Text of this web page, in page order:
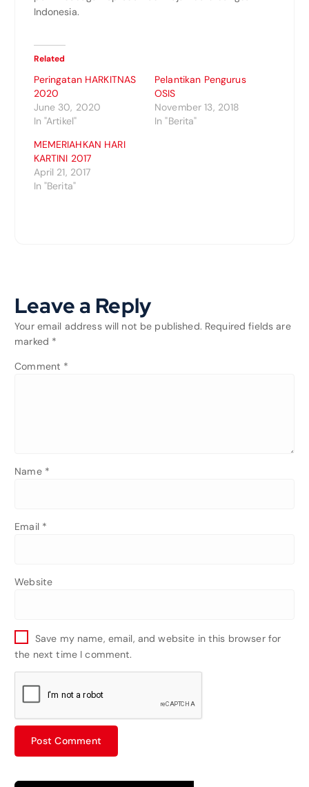
Indonesia.
Related
Peringatan HARKITNAS
2020
June 30, 2020
In "Artikel"
Pelantikan Pengurus
OSIS
November 13, 2018
In "Berita"
MEMERIAHKAN HARI
KARTINI 2017
April 21, 2017
In "Berita"
Leave a Reply
Your email address will not be published. Required fields are
marked *
Comment *
Name *
Email *
Website
Save my name, email, and website in this browser for
the next time I comment.